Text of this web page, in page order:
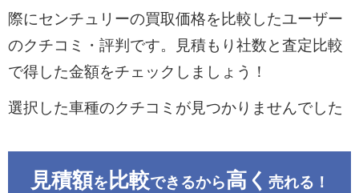
際にセンチュリーの買取価格を比較したユーザー
のクチコミ・評判です。見積もり社数と査定比較
で得した金額をチェックしましょう！
選択した車種のクチコミが見つかりませんでした
見積額を 比較できるから高く 売れる！